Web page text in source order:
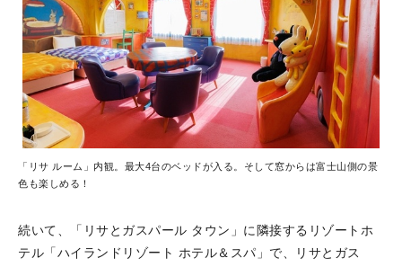
「リサ ルーム」内観。最大4台のベッドが入る。そして窓からは富士山側の景
色も楽しめる！
続いて、「リサとガスパール タウン」に隣接するリゾートホ
テル「ハイランドリゾート ホテル＆スパ」で、リサとガス